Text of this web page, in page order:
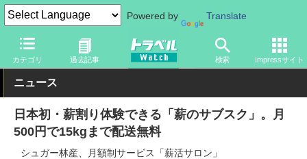
Powered by Translate
カテゴリ 過去記事 検索 Impressサイト
トラベル Watch 旅のアイテム その他
ニュース
日本初・薪割り体験できる「薪のサブスク」。月
500円で15kgまで配送無料
シュガー林産、月額制サービス「薪活サロン」